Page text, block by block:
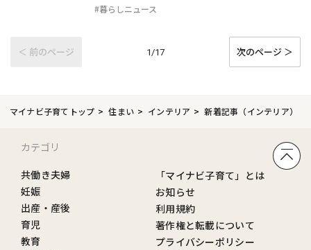
#暮らしニュース
＜ 前のページ 1/17 次のページ ＞
マイナビ子育てトップ 住まい インテリア 新着記事（インテリア）
カテゴリ
共働き夫婦
妊娠
出産・産後
育児
教育
「マイナビ子育て」とは
お知らせ
利用規約
著作権と転載について
プライバシーポリシー